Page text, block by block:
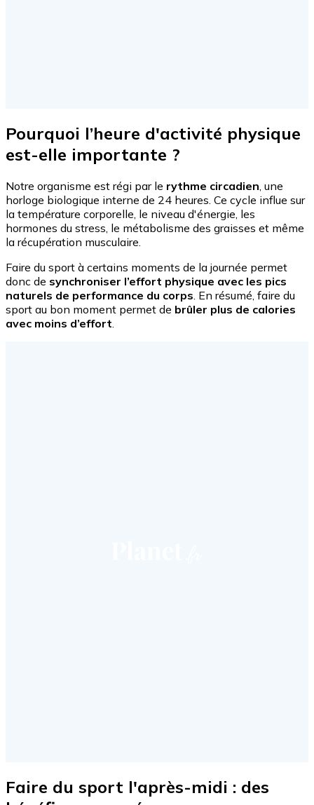
Pourquoi l’heure d'activité physique
est-elle importante ?
Notre organisme est régi par le rythme circadien , une
horloge biologique interne de 24 heures. Ce cycle influe sur
la température corporelle, le niveau d'énergie, les
hormones du stress, le métabolisme des graisses et même
la récupération musculaire.
Faire du sport à certains moments de la journée permet
donc de synchroniser l’effort physique avec les pics
naturels de performance du corps . En résumé, faire du
sport au bon moment permet de brûler plus de calories
avec moins d’effort
Faire du sport l'après-midi : des